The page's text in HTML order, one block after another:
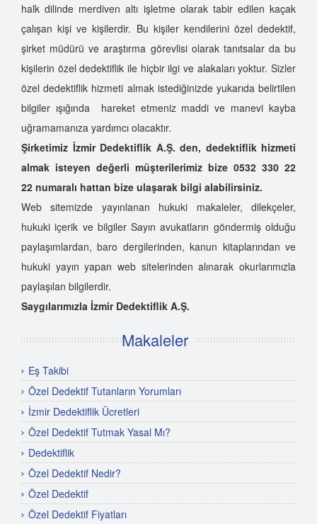
halk dilinde merdiven altı işletme olarak tabir edilen kaçak
çalışan kişi ve kişilerdir. Bu kişiler kendilerini özel dedektif,
şirket müdürü ve araştırma görevlisi olarak tanıtsalar da bu
kişilerin özel dedektiflik ile hiçbir ilgi ve alakaları yoktur. Sizler
özel dedektiflik hizmeti almak istediğinizde yukarıda belirtilen
bilgiler ışığında hareket etmeniz maddi ve manevi kayba
uğramamanıza yardımcı olacaktır.
Şirketimiz İzmir Dedektiflik A.Ş. den, dedektiflik hizmeti
almak isteyen değerli müşterilerimiz bize 0532 330 22
22 numaralı hattan bize ulaşarak bilgi alabilirsiniz.
Web sitemizde yayınlanan hukuki makaleler, dilekçeler,
hukuki içerik ve bilgiler Sayın avukatların göndermiş olduğu
paylaşımlardan, baro dergilerinden, kanun kitaplarından ve
hukuki yayın yapan web sitelerinden alınarak okurlarımızla
paylaşılan bilgilerdir.
Saygılarımızla İzmir Dedektiflik A.Ş.
Makaleler
Eş Takibi
Özel Dedektif Tutanların Yorumları
İzmir Dedektiflik Ücretleri
Özel Dedektif Tutmak Yasal Mı?
Dedektiflik
Özel Dedektif Nedir?
Özel Dedektif
Özel Dedektif Fiyatları